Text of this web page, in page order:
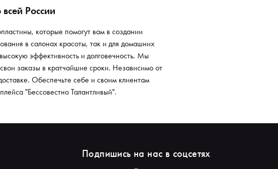
России
которые помогут вам в создании
в салонах красоты, так и для домашних
эффективность и долговечность. Мы
заказы в кратчайшие сроки. Независимо от
Обеспечьте себе и своим клиентам
"Бессовестно Талантливый".
Подпишись на нас в соцсетях